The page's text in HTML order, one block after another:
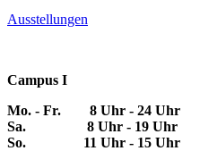
Ausstellungen
Campus I
Mo. - Fr. 8 Uhr - 24 Uhr
Sa. 8 Uhr - 19 Uhr
So. 11 Uhr - 15 Uhr